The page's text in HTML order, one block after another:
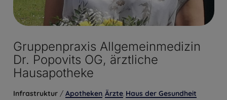
Gruppenpraxis Allgemeinmedizin
Dr. Popovits OG, ärztliche
Hausapotheke
Infrastruktur/ Apotheken, Ärzte, Haus der Gesundheit